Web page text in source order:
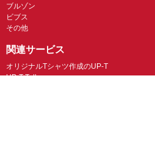
ブルゾン
ビブス
その他
関連サービス
オリジナルTシャツ作成のUP-T
UP-T Talk